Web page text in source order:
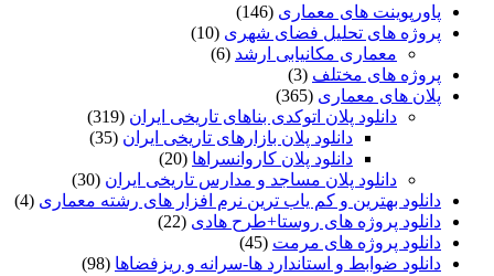
پاورپوینت های معماری (146)
پروژه های تحلیل فضای شهری (10)
معماری مکانیابی ارشد (6)
پروژه های مختلف (3)
پلان های معماری (365)
دانلود پلان اتوکدی بناهای تاریخی ایران (319)
دانلود پلان بازارهای تاریخی ایران (35)
دانلود پلان کاروانسراها (20)
دانلود پلان مساجد و مدارس تاریخی ایران (30)
دانلود بهترین و کم یاب ترین نرم افزار های رشته معماری (4)
دانلود پروژه های روستا+طرح هادی (22)
دانلود پروژه های مرمت (45)
دانلود ضوابط و استاندارد ها-سرانه و ریزفضاها (98)